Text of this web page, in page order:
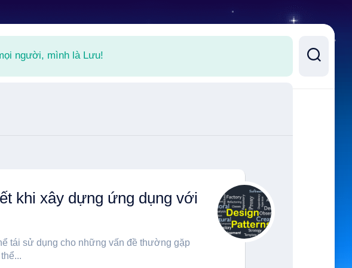
người, mình là Lưu!
khi xây dựng ứng dụng với
tái sử dụng cho những vấn đề thường gặp